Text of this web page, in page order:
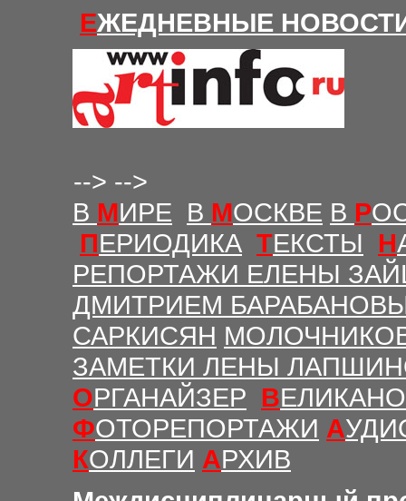
ЕЖЕДНЕВНЫЕ Н
--> -->
В МИРЕ В МОСКВЕ В Р
ПЕРИОДИКА ТЕКСТЫ Н
РЕПОРТАЖИ ЕЛЕНЫ
ДМИТРИЕМ
САРКИСЯН
ЗАМЕТКИ ЛЕНЫ
ОРГАНАЙЗЕР В
ФОТОРЕПОРТАЖИ А
КОЛЛЕГИ АРХИВ